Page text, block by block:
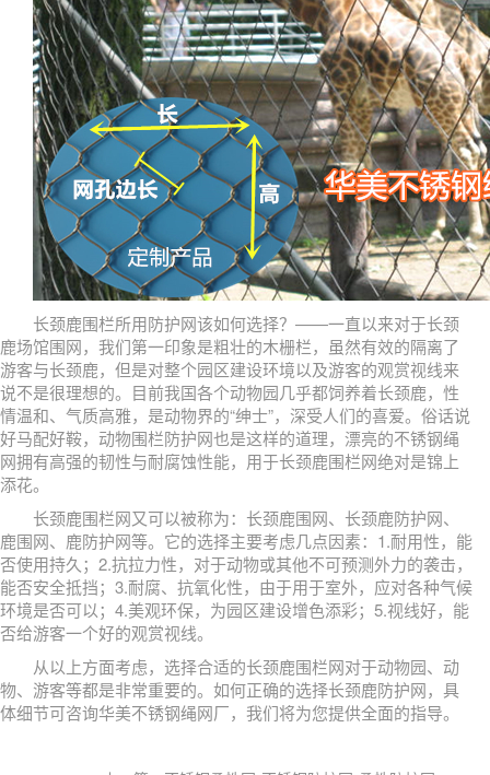
长颈鹿围栏所用防护网该如何选择？——一直以来对于长颈
鹿场馆围网，我们第一印象是粗壮的木栅栏，虽然有效的隔离了
游客与长颈鹿，但是对整个园区建设环境以及游客的观赏视线来
说不是很理想的。目前我国各个动物园几乎都饲养着长颈鹿，性
情温和、气质高雅，是动物界的“绅士”，深受人们的喜爱。俗话说
好马配好鞍，动物围栏防护网也是这样的道理，漂亮的不锈钢绳
网拥有高强的韧性与耐腐蚀性能，用于长颈鹿围栏网绝对是锦上
添花。
长颈鹿围栏网又可以被称为：长颈鹿围网、长颈鹿防护网、
鹿围网、鹿防护网等。它的选择主要考虑几点因素：1.耐用性，能
否使用持久；2.抗拉力性，对于动物或其他不可预测外力的袭击，
能否安全抵挡；3.耐腐、抗氧化性，由于用于室外，应对各种气候
环境是否可以；4.美观环保，为园区建设增色添彩；5.视线好，能
否给游客一个好的观赏视线。
从以上方面考虑，选择合适的长颈鹿围栏网对于动物园、动
物、游客等都是非常重要的。如何正确的选择长颈鹿防护网，具
体细节可咨询华美不锈钢绳网厂，我们将为您提供全面的指导。